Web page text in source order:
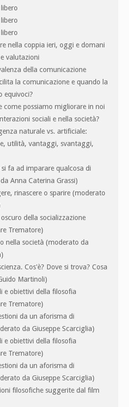
nella coppia ieri, oggi e domani
valutazioni
della comunicazione
la comunicazione e quando la
equivoci?
come possiamo migliorare in noi
sociali e nella società?
naturale vs. artificiale:
utilità, vantaggi, svantaggi,
fa ad imparare qualcosa di
Anna Caterina Grassi)
rinascere o sparire (moderato
della socializzazione
Trematore)
nella società (moderato da
Cos'è? Dove si trova? Cosa
Martinoli)
e obiettivi della filosofia
Trematore)
da un aforisma di
da Giuseppe Scarciglia)
e obiettivi della filosofia
Trematore)
da un aforisma di
da Giuseppe Scarciglia)
filosofiche suggerite dal film